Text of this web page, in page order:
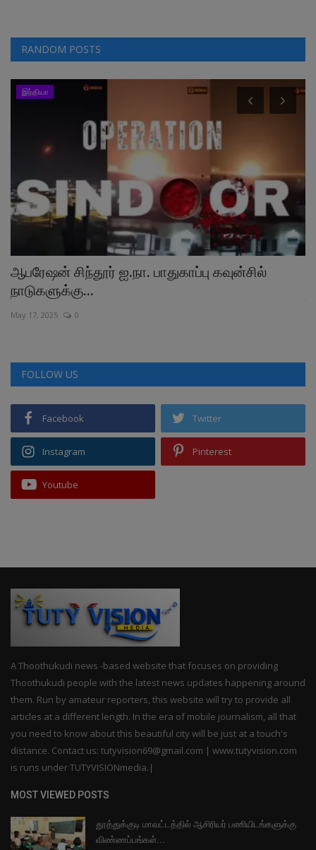
RANDOM POSTS
இந்தியா
ஆபரேஷன் சிந்தூர் ஐ.நா. பாதுகாப்பு கவுன்சில்
நாடுகளுக்கு...
May 17, 2025 0
FOLLOW US
Facebook Twitter
Instagram Pinterest
Youtube
A Thoothukudi news -based website that focuses on providing
Thoothukudi people with the latest news updates happening around
them. Run by amateur reporters, this website will try to provide all
articles at a different length. In the era of mobile journalism, all that
you need to know about this beautiful city will be just at a touch's
distance. Contact us: tutyvision69@gmail.com | www.tutyvision.com
is runs under TUTYVISIONmedia.|
MOST VIEWED POSTS
தூத்துக்குடி மாவட்டத்தில் ஆசிரியர் பணியிடங்களுக்கு
விண்ணப்பங்கள்...